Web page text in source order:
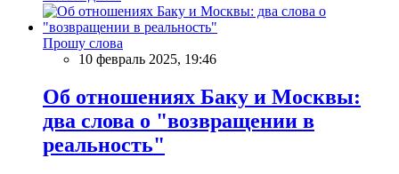
Прошу слова
10 февраль 2025, 19:46
Об отношениях Баку и Москвы:
два слова о "возвращении в
реальность"